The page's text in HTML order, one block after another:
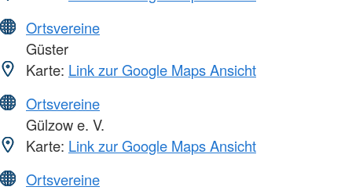
Ortsvereine
Güster
Karte: Link zur Google Maps Ansicht
Ortsvereine
Gülzow e. V.
Karte: Link zur Google Maps Ansicht
Ortsvereine